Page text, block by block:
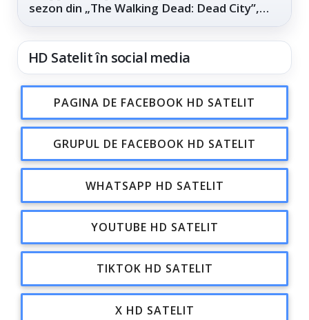
sezon din „The Walking Dead: Dead City”,
HD Satelit în social media
PAGINA DE FACEBOOK HD SATELIT
GRUPUL DE FACEBOOK HD SATELIT
WHATSAPP HD SATELIT
YOUTUBE HD SATELIT
TIKTOK HD SATELIT
X HD SATELIT